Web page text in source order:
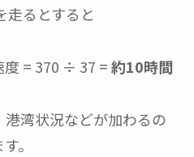
るとすると
= 370 ÷ 37 =約10時間
湾状況などが加わるの
。